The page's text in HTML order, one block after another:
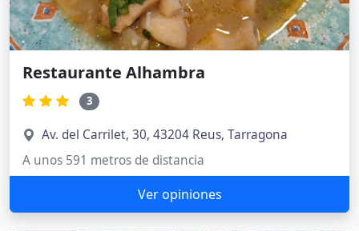
Restaurante Alhambra
3
Av. del Carrilet, 30, 43204 Reus, Tarragona
A unos 591 metros de distancia
Ver opiniones